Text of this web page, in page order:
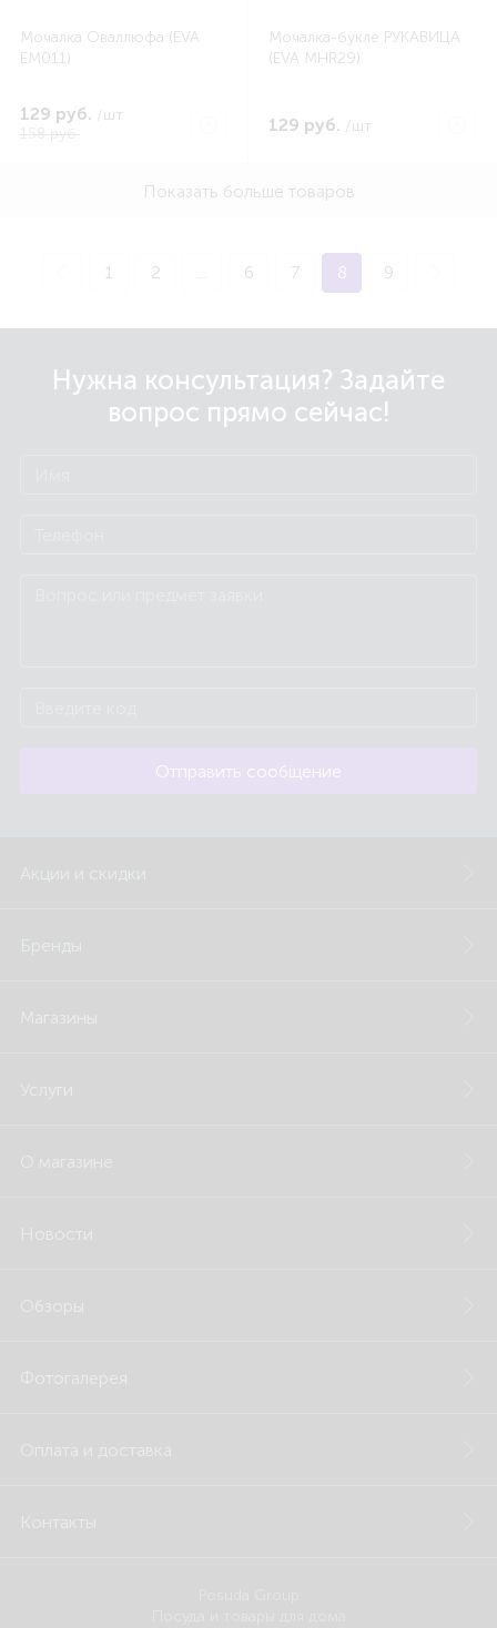
Мочалка Оваллюфа (EVA
EM011)
129 руб. /шт
158 руб.
Мочалка-букле РУКАВИЦА
(EVA MHR29)
129 руб. /шт
Показать больше товаров
1 2 ... 6 7 8 9
Нужна консультация? Задайте
вопрос прямо сейчас!
Отправить сообщение
Акции и скидки
Бренды
Магазины
Услуги
О магазине
Новости
Обзоры
Фотогалерея
Оплата и доставка
Контакты